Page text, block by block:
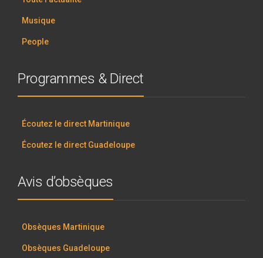
Musique
People
Programmes & Direct
Écoutez le direct Martinique
Écoutez le direct Guadeloupe
Avis d’obsèques
Obsèques Martinique
Obsèques Guadeloupe